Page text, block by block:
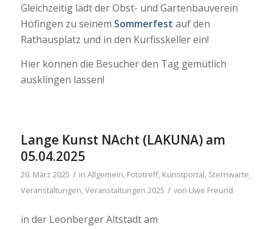
Gleichzeitig lädt der Obst- und Gartenbauverein
Höfingen zu seinem Sommerfest auf den
Rathausplatz und in den Kurfisskeller ein!
Hier können die Besucher den Tag gemütlich
ausklingen lassen!
Lange Kunst NAcht (LAKUNA) am
05.04.2025
20. März 2025 / in Allgemein, Fototreff, Kunstportal, Sternwarte,
Veranstaltungen,Veranstaltungen 2025 / von Uwe Freund
in der Leonberger Altstadt am